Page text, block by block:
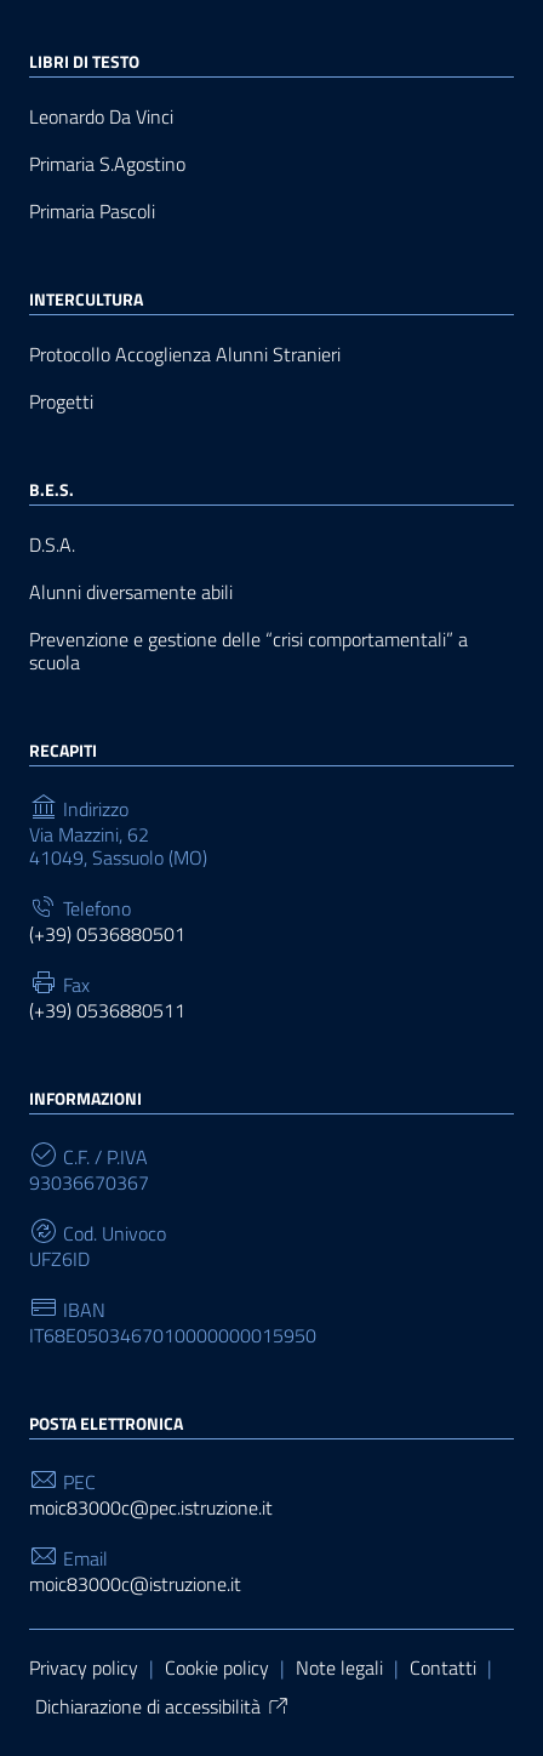
LIBRI DI TESTO
Leonardo Da Vinci
Primaria S.Agostino
Primaria Pascoli
INTERCULTURA
Protocollo Accoglienza Alunni Stranieri
Progetti
B.E.S.
D.S.A.
Alunni diversamente abili
Prevenzione e gestione delle “crisi comportamentali” a
scuola
RECAPITI
Indirizzo
Via Mazzini, 62
41049, Sassuolo (MO)
Telefono
(+39) 0536880501
Fax
(+39) 0536880511
INFORMAZIONI
C.F. / P.IVA
93036670367
Cod. Univoco
UFZ6ID
IBAN
IT68E0503467010000000015950
POSTA ELETTRONICA
PEC
moic83000c@pec.istruzione.it
Email
moic83000c@istruzione.it
Sezione Link Utili
Privacy policy | Cookie policy | Note legali | Contatti |
Dichiarazione di accessibilità